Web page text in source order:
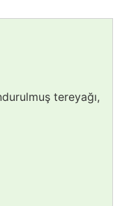
tereyağı,